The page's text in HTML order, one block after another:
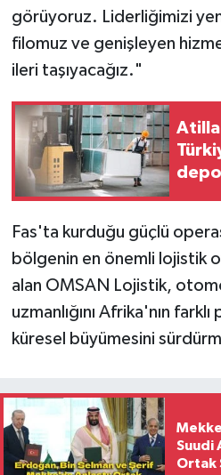
görüyoruz. Liderliğimizi
filomuz ve genişleyen
ileri taşıyacağız."
Atilla
Fas'ta kurduğu güçlü
bölgenin en önemli lojistik
alan OMSAN Lojistik,
uzmanlığını Afrika'nın
küresel büyümesini
Suudi
Ortak